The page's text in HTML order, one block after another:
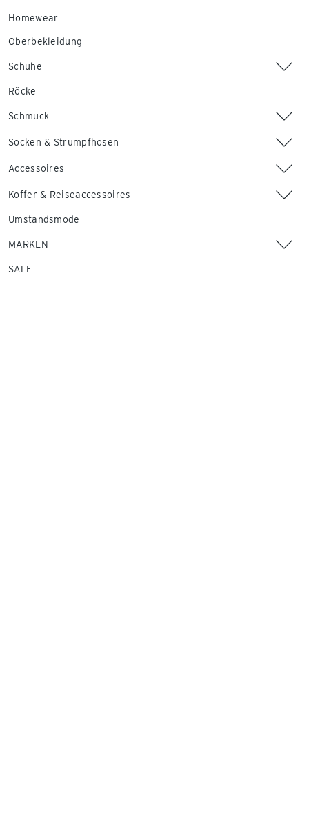
Homewear
Oberbekleidung
Schuhe
Röcke
Schmuck
Socken & Strumpfhosen
Accessoires
Koffer & Reiseaccessoires
Umstandsmode
MARKEN
SALE